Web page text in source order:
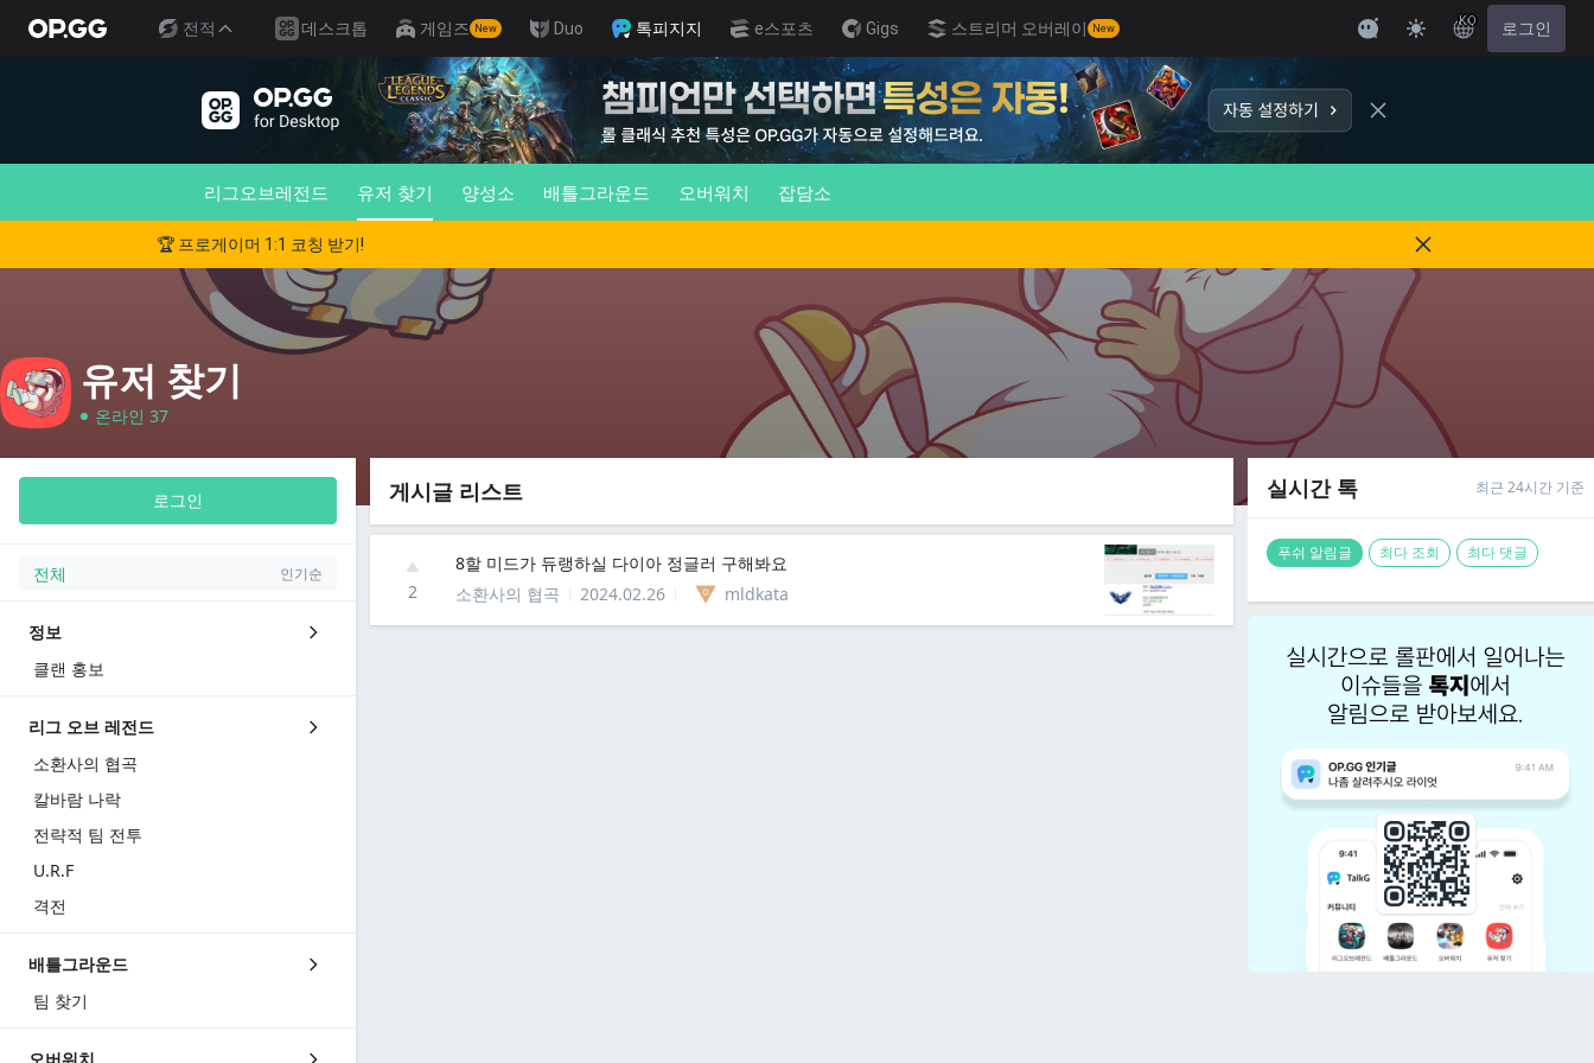
전적 데스크톱 게임즈 New Duo 톡피지지 e스포츠 Gigs 스트리머 오버레이 New
KO 로그인
리그오브레전드 유저 찾기 양성소 배틀그라운드 오버워치 잡담소
🏆 프로게이머 1:1 코칭 받기!
유저 찾기
온라인 37
로그인
전체 인기순
정보
클랜 홍보
리그 오브 레전드
소환사의 협곡
칼바람 나락
전략적 팀 전투
U.R.F
격전
배틀그라운드
팀 찾기
게시글 리스트
2
8할 미드가 듀랭하실 다이아 정글러 구해봐요
소환사의 협곡
2024.02.26 mldkata
실시간 톡 최근 24시간 기준
푸쉬 알림글 최다 조회 최다 댓글